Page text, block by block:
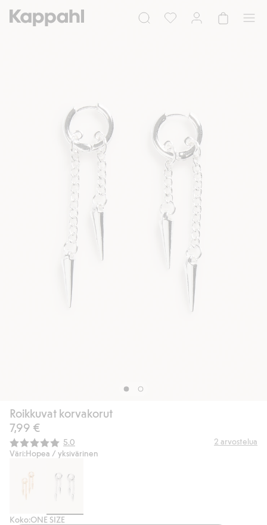
Roikkuvat korvakorut
7,99 €
Keskimääräinen luokitus:
5.0 2 arvostelua
Väri:Hopea / yksivärinen
Koko:ONE SIZE